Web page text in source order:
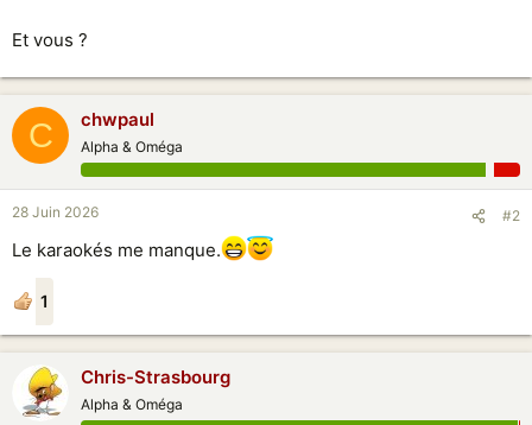
Et vous ?
C chwpaul
Alpha & Oméga
28 Juin 2026 #2
Le karaokés me manque.
1
Chris-Strasbourg
Alpha & Oméga